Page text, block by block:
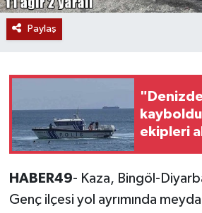
Paylaş
ekipleri
HABER49- Kaza, Bingöl-
Genç ilçesi yol ayrımında
Hasköy
Malazgirt
Varto